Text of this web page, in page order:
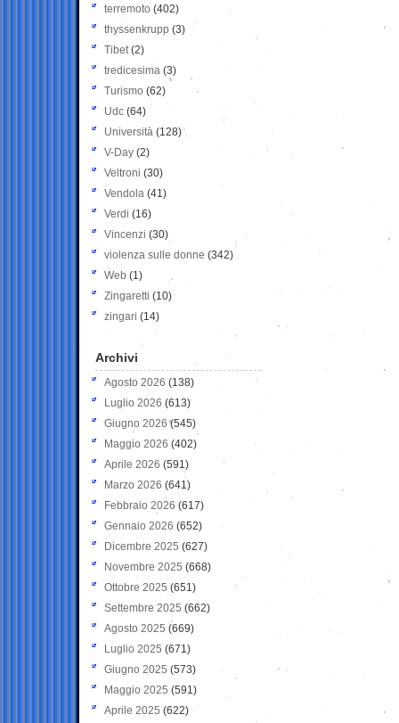
terremoto (402)
thyssenkrupp (3)
Tibet(2)
tredicesima (3)
Turismo (62)
Udc (64)
Università (128)
V-Day (2)
Veltroni (30)
Vendola (41)
Verdi (16)
Vincenzi (30)
violenza sulle donne (342)
Web (1)
Zingaretti (10)
zingari (14)
Archivi
Agosto 2026 (138)
Luglio 2026 (613)
Giugno 2026 (545)
Maggio 2026 (402)
Aprile 2026 (591)
Marzo 2026 (641)
Febbraio 2026 (617)
Gennaio 2026 (652)
Dicembre 2025 (627)
Novembre 2025 (668)
Ottobre 2025 (651)
Settembre 2025 (662)
Agosto 2025 (669)
Luglio 2025 (671)
Giugno 2025 (573)
Maggio 2025 (591)
Aprile 2025 (622)